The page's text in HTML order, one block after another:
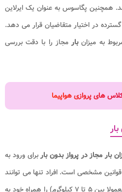
همچنین پگاسوس به عنوان یک ایرلاین
گسترده در اختیار متقاضیان قرار می دهد.
به میزانبارمجاز را با دقت بررسی
کلاس های پروازی هواپیما
بار مجاز در پرواز بدون باربرای ورود به
مشخصی است. افراد تنها می توانند
یک کیف دستی با وزن مشخص (معمولا بین ۵ تا ۷ کیلوگرم) را همراه خود به